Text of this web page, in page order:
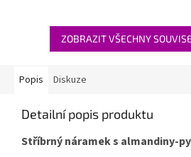
ZOBRAZIT VŠECHNY
Popis Diskuze
Detailní popis produktu
Stříbrný náramek s almandiny-